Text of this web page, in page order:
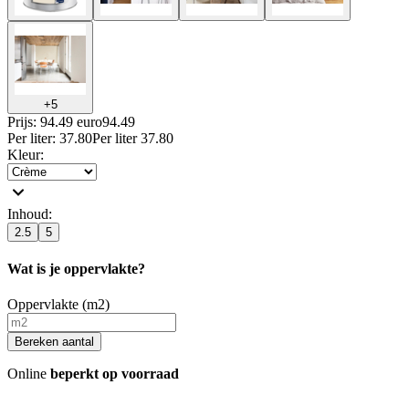
+5
Prijs: 94.49 euro94.49
Per liter: 37.80Per liter 37.80
Kleur:
Inhoud:
2.5 5
Wat is je oppervlakte?
Oppervlakte (m2)
Bereken aantal
Online beperkt op voorraad